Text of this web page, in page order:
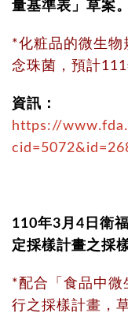
量基準表」草案。
*化粧品的微生物
念珠菌，預計
資訊：
https://
110年3月4日衛
定採樣計畫之採
*配合「食品中微
行之採樣計畫，